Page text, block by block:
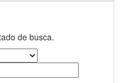
de busca.